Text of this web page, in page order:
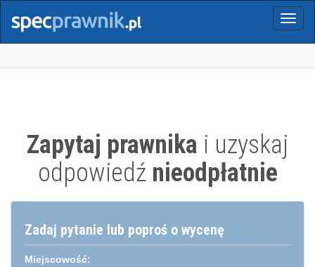
Menu
Zapytaj prawnika i uzyskaj
odpowiedźnieodpłatnie
Zadaj pytanie lub poproś o wycenę
Miejscowość: